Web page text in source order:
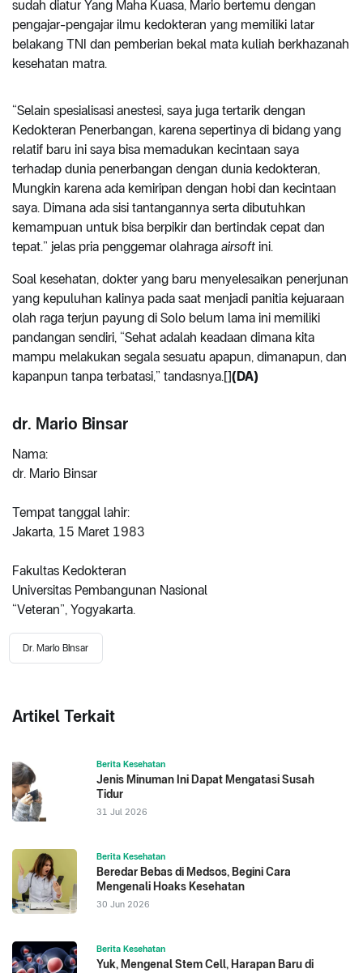
sudah diatur Yang Maha Kuasa, Mario bertemu dengan
pengajar-pengajar ilmu kedokteran yang memiliki latar
belakang TNI dan pemberian bekal mata kuliah berkhazanah
kesehatan matra.
“Selain spesialisasi anestesi, saya juga tertarik dengan
Kedokteran Penerbangan, karena sepertinya di bidang yang
relatif baru ini saya bisa memadukan kecintaan saya
terhadap dunia penerbangan dengan dunia kedokteran,
Mungkin karena ada kemiripan dengan hobi dan kecintaan
saya. Dimana ada sisi tantangannya serta dibutuhkan
kemampuan untuk bisa berpikir dan bertindak cepat dan
tepat.” jelas pria penggemar olahraga airsoft ini.
Soal kesehatan, dokter yang baru menyelesaikan penerjunan
yang kepuluhan kalinya pada saat menjadi panitia kejuaraan
olah raga terjun payung di Solo belum lama ini memiliki
pandangan sendiri, “Sehat adalah keadaan dimana kita
mampu melakukan segala sesuatu apapun, dimanapun, dan
kapanpun tanpa terbatasi,” tandasnya.[](DA)
dr. Mario Binsar
Nama:
dr. Mario Binsar
Tempat tanggal lahir:
Jakarta, 15 Maret 1983
Fakultas Kedokteran
Universitas Pembangunan Nasional
“Veteran”, Yogyakarta.
Dr. Mario Binsar
Artikel Terkait
Berita Kesehatan
Jenis Minuman Ini Dapat Mengatasi Susah
Tidur
31 Jul 2026
Berita Kesehatan
Beredar Bebas di Medsos, Begini Cara
Mengenali Hoaks Kesehatan
30 Jun 2026
Berita Kesehatan
Yuk, Mengenal Stem Cell, Harapan Baru di